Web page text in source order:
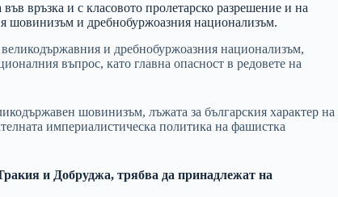
връзка и с класовото пролетарско разрешение и на
шовинизъм и дребнобуржоазния национализъм.
и дребнобуржоазния национализъм,
въпрос, като главна опасност в редовете на
шовинизъм, лъжата за българския характер на
империалистическа политика на фашистка
и Добруджа, трябва да принадлежат на